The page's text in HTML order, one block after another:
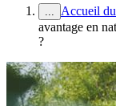
... Accueil
avantage en
?